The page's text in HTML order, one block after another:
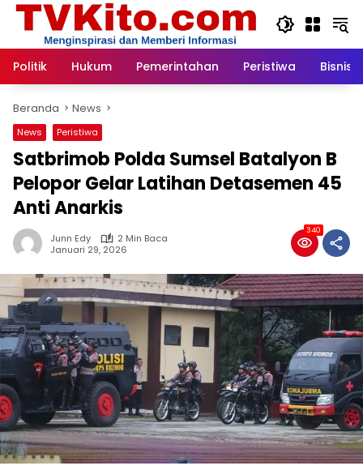
Langsung
Politik
Hukum Pemerintahan Peristiwa Bisnis
Beranda News
News Peristiwa
Satbrimob Polda Sumsel Batalyon B
Pelopor Gelar Latihan Detasemen 45
Anti Anarkis
Junn Edy
2 Min Baca
Januari 29, 2026
340